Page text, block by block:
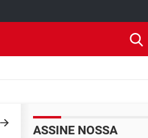
ASSINE NOSSA